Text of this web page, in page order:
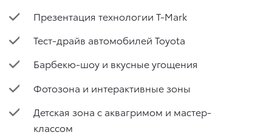
Презентация технологии T-Mark
Тест-драйв автомобилей Toyota
Барбекю-шоу и вкусные угощения
Фотозона и интерактивные зоны
Детская зона с аквагримом и мастер-
классом